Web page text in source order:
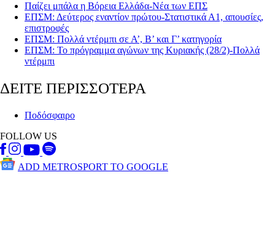
Παίζει μπάλα η Βόρεια Ελλάδα-Νέα των ΕΠΣ
ΕΠΣΜ: Δεύτερος εναντίον πρώτου-Στατιστικά Α1, απουσίες,
επιστροφές
ΕΠΣΜ: Πολλά ντέρμπι σε Α’, Β’ και Γ’ κατηγορία
ΕΠΣΜ: Το πρόγραμμα αγώνων της Κυριακής (28/2)-Πολλά
ντέρμπι
ΔΕΙΤΕ ΠΕΡΙΣΣΟΤΕΡΑ
Ποδόσφαιρο
FOLLOW US
ADD METROSPORT TO GOOGLE